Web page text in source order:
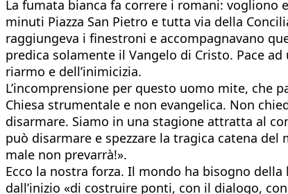
La fumata bianca fa correre i romani: vogliono
minuti Piazza San Pietro e tutta via della
raggiungeva i finestroni e accompagnavano
predica solamente il Vangelo di Cristo. Pace
riarmo e dell’inimicizia.
L’incomprensione per questo uomo mite, che
Chiesa strumentale e non evangelica. Non
disarmare. Siamo in una stagione attratta al
può disarmare e spezzare la tragica catena
male non prevarrà!».
Ecco la nostra forza. Il mondo ha bisogno
dall’inizio «di costruire ponti, con il dialogo,